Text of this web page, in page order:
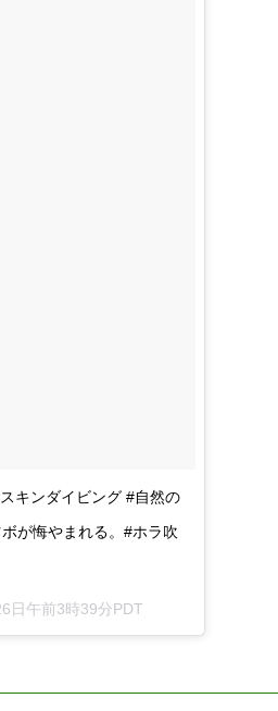
キンダイビング #自然の
が悔やまれる。#ホラ吹
日午前3時39分PDT